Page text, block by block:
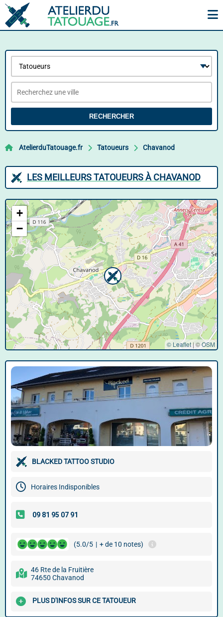
RECHERCHER
AtelierduTatouage.fr Tatoueurs Chavanod
LES MEILLEURS TATOUEURS À CHAVANOD
+
−
© Leaflet |©OSM
BLACKED TATTOO STUDIO
Horaires Indisponibles
(5.0/5 | + de 10 notes)
46 Rte de la Fruitière
74650 Chavanod
PLUS D'INFOS SUR CE TATOUEUR